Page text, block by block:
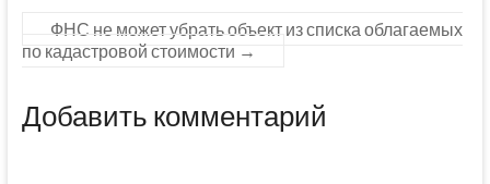
ФНС не может убрать объект из списка облагаемых
по кадастровой стоимости →
Добавить комментарий